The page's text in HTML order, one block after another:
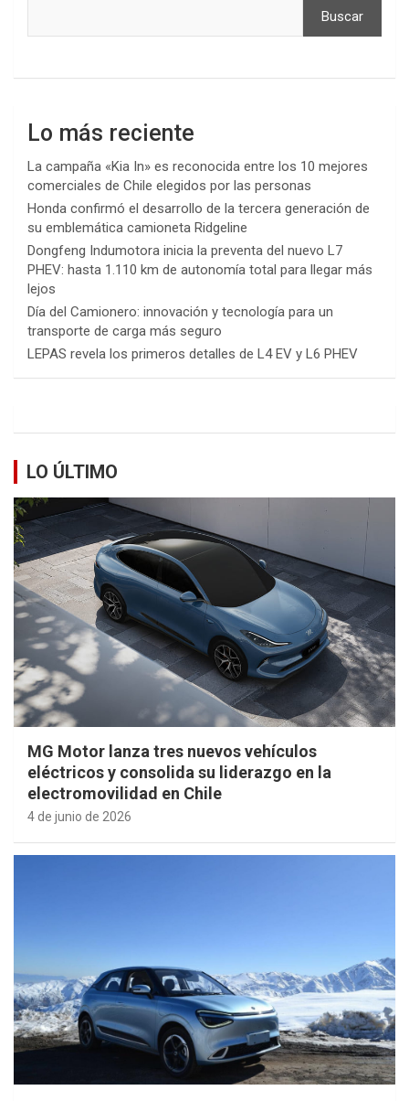
Buscar
Lo más reciente
La campaña «Kia In» es reconocida entre los 10 mejores
comerciales de Chile elegidos por las personas
Honda confirmó el desarrollo de la tercera generación de
su emblemática camioneta Ridgeline
Dongfeng Indumotora inicia la preventa del nuevo L7
PHEV: hasta 1.110 km de autonomía total para llegar más
lejos
Día del Camionero: innovación y tecnología para un
transporte de carga más seguro
LEPAS revela los primeros detalles de L4 EV y L6 PHEV
LO ÚLTIMO
MG Motor lanza tres nuevos vehículos
eléctricos y consolida su liderazgo en la
electromovilidad en Chile
4 de junio de 2026